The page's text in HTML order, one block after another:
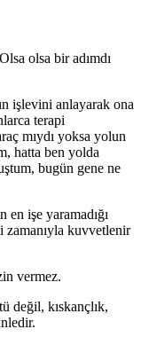
olsa bir adımdı
işlevini anlayarak ona
terapi
mıydı yoksa yolun
hatta ben yolda
bugün gene ne
işe yaramadığı
zamanıyla kuvvetlenir
vermez.
değil, kıskançlık,